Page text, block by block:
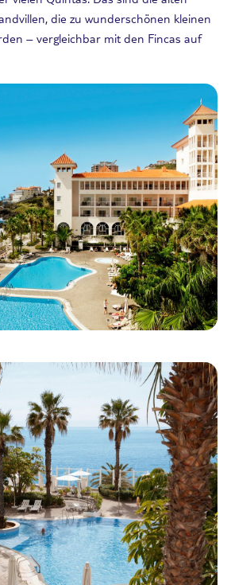
die zu wunderschönen kleinen
– vergleichbar mit den Fincas auf